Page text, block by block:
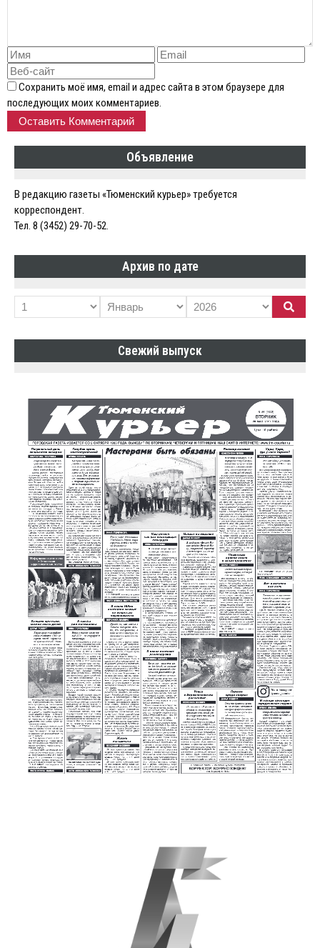
Сохранить моё имя, email и адрес сайта в этом браузере для
последующих моих комментариев.
Объявление
В редакцию газеты «Тюменский курьер» требуется
корреспондент.
Тел. 8 (3452) 29-70-52.
Архив по дате
Свежий выпуск